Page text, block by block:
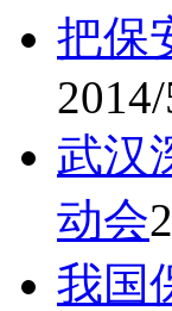
把保
武汉
动会
我国